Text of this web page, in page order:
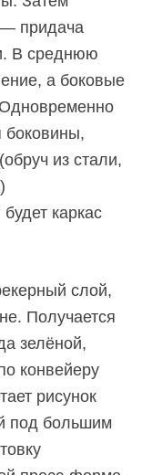
— придача
В среднюю
а боковые
Одновременно
боковины,
из стали,
каркас
слой,
Получается
зелёной,
конвейеру
рисунок
под большим